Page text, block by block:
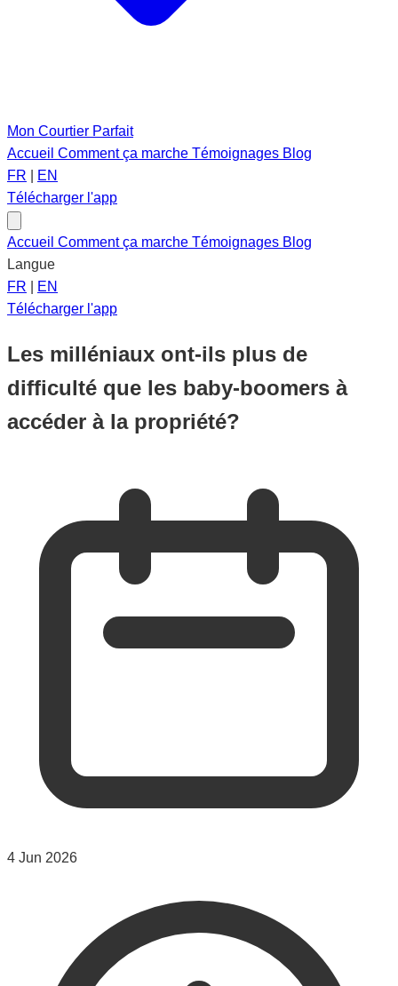
Mon Courtier Parfait
Accueil Comment ça marche Témoignages Blog
FR
EN
Télécharger l'app
Accueil Comment ça marche Témoignages Blog
Langue
FR
EN
Télécharger l'app
Les milléniaux ont-ils plus de
difficulté que les baby-boomers à
accéder à la propriété?
4 Jun 2026